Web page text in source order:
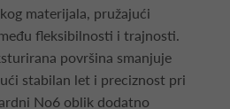
materijala, pružajući
fleksibilnosti i trajnosti.
površina smanjuje
stabilan let i preciznost pri
No6 oblik dodatno